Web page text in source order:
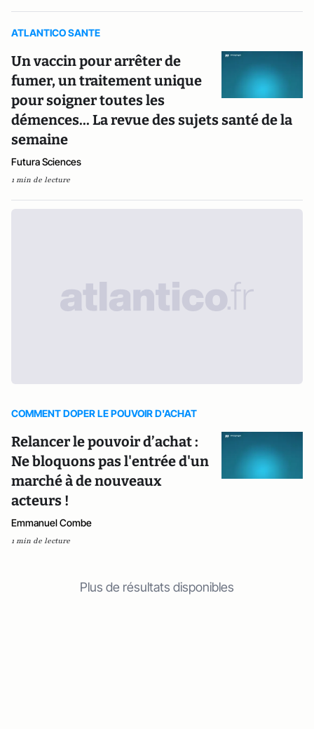
ATLANTICO SANTE
Un vaccin pour arrêter de
fumer, un traitement unique
pour soigner toutes les
démences... La revue des sujets santé de la
semaine
Futura Sciences
1 min de lecture
COMMENT DOPER LE POUVOIR D'ACHAT
Relancer le pouvoir d’achat :
Ne bloquons pas l'entrée d'un
marché à de nouveaux
acteurs !
Emmanuel Combe
1 min de lecture
Plus de résultats disponibles